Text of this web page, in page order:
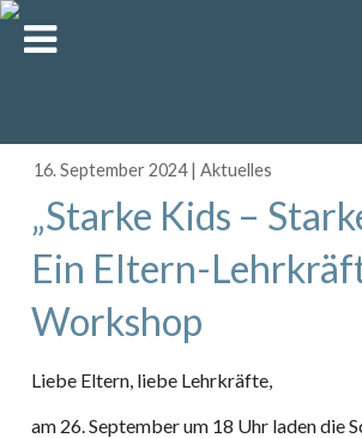
16. September 2024 |Aktuelles
„Starke Kids –
Ein Eltern-
Workshop
Liebe Eltern, liebe Lehrkräfte,
am 26. September um 18 Uhr laden die